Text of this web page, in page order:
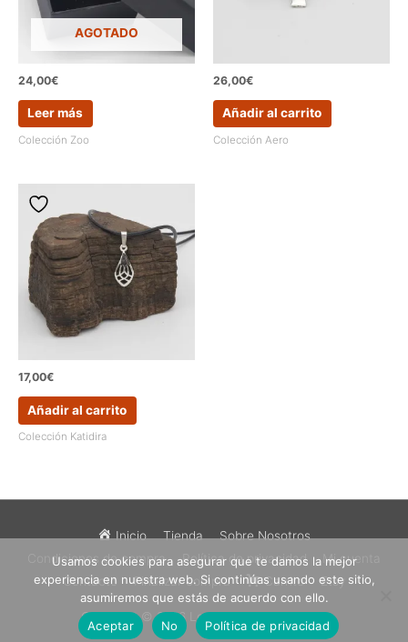
AGOTADO
24,00€
Leer más
Colección Zoo
26,00€
Añadir al carrito
Colección Aero
17,00€
Añadir al carrito
Colección Katidira
Inicio Tienda
Sobre Nosotros
Condiciones de compra
Política de privacidad
Mi cuenta
Contacto
Finalizar compra Carrito Etsy
Copyright © 2026 Los Sueños de Catalina
Usamos cookies para asegurar que te damos la mejor
experiencia en nuestra web. Si continúas usando este sitio,
asumiremos que estás de acuerdo con ello.
Aceptar
No Política de privacidad